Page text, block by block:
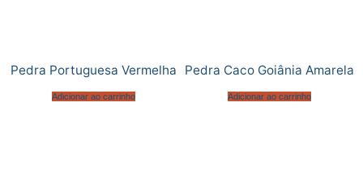
Pedra Portuguesa Vermelha
Adicionar ao carrinho
Pedra Caco Goiânia Amarela
Adicionar ao carrinho